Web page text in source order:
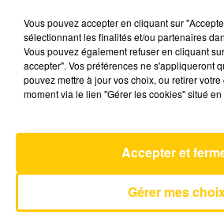
MIKA
Vous pouvez accepter en cliquant sur
sélectionnant les finalités et/ou partenaires
Vous pouvez également refuser en cliquant
accepter". Vos préférences ne s'appliqueront
pouvez mettre à jour vos choix, ou retirer
moment via le lien "Gérer les cookies" situé
Gérer mes
Accepter et